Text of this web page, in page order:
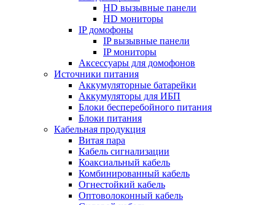
HD вызывные панели
HD мониторы
IP домофоны
IP вызывные панели
IP мониторы
Аксессуары для домофонов
Источники питания
Аккумуляторные батарейки
Аккумуляторы для ИБП
Блоки бесперебойного питания
Блоки питания
Кабельная продукция
Витая пара
Кабель сигнализации
Коаксиальный кабель
Комбинированный кабель
Огнестойкий кабель
Оптоволоконный кабель